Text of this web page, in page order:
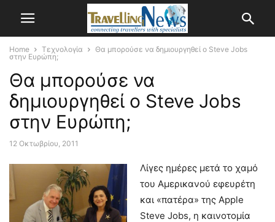
Home Τεχνολογία
Θα μπορούσε να δημιουργηθεί ο Steve Jobs
στην Ευρώπη;
Θα μπορούσε να
δημιουργηθεί ο Steve Jobs
στην Ευρώπη;
12 Οκτωβρίου, 2011
Λίγες ημέρες μετά το χαμό
του Αμερικανού εφευρέτη
και «πατέρα» της Apple
Steve Jobs, η καινοτομία